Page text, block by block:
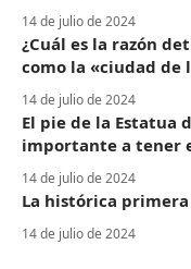
14 de julio de 2024
¿Cuál es la razón
como la «ciudad de
14 de julio de 2024
El pie de la Estatua
importante a tener
14 de julio de 2024
La histórica
14 de julio de 2024